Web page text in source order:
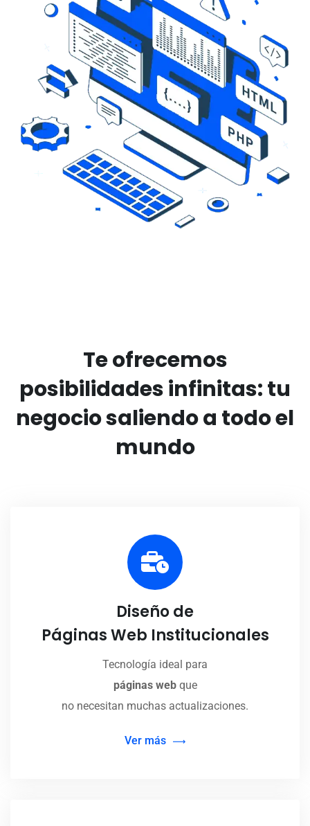
Te ofrecemos
posibilidades infinitas:tu
negocio saliendo a todo el
mundo
Diseño de
Páginas Web Institucionales
Tecnología ideal para
páginas webque
no necesitan muchas actualizaciones.
Ver más